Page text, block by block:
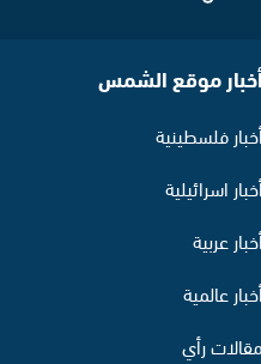
موقع الشمس
فلسطينية
اسرائيلية
عربية
عالمية
مقالات رأي